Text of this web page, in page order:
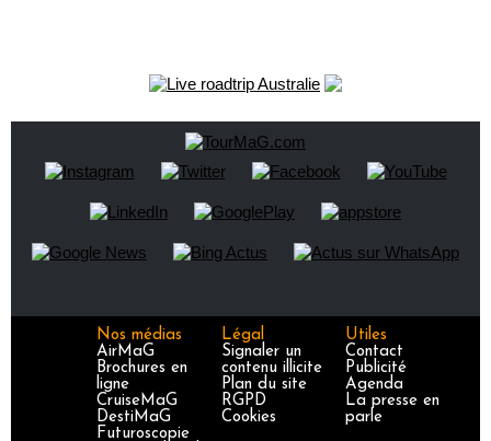
Nos médias
AirMaG
Brochures en
ligne
CruiseMaG
DestiMaG
Futuroscopie
Légal
Signaler un
contenu illicite
Plan du site
RGPD
Cookies
Utiles
Contact
Publicité
Agenda
La presse en
parle